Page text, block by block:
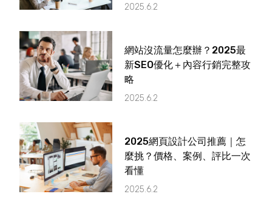
2025.6.2
網站沒流量怎麼辦？2025最
新SEO優化＋內容行銷完整攻
略
2025.6.2
2025網頁設計公司推薦｜怎
麼挑？價格、案例、評比一次
看懂
2025.6.2